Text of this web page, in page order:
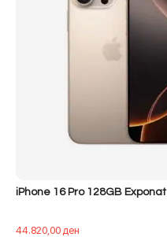
iPhone 16 Pro 128GB Exponat
44.820,00ден